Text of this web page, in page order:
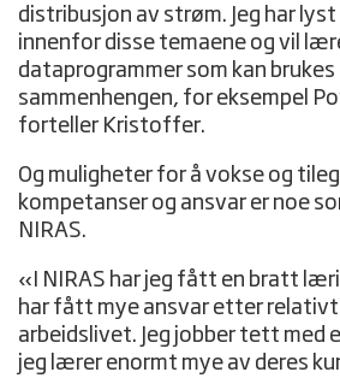
distribusjon av strøm. Jeg har
innenfor disse temaene og vil
dataprogrammer som kan brukes
sammenhengen, for eksempel
forteller Kristoffer.
Og muligheter for å vokse og
kompetanser og ansvar er noe
NIRAS.
«I NIRAS har jeg fått en bratt
har fått mye ansvar etter
arbeidslivet. Jeg jobber tett med
jeg lærer enormt mye av deres